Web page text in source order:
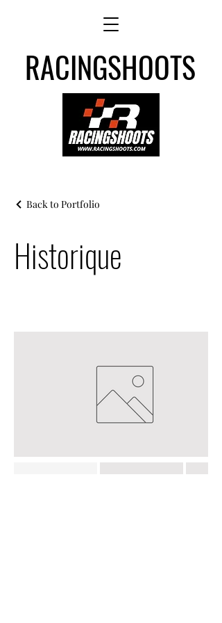
RACINGSHOOTS
Back to Portfolio
Historique